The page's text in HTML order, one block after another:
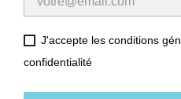
J'accepte les conditions
confidentialité